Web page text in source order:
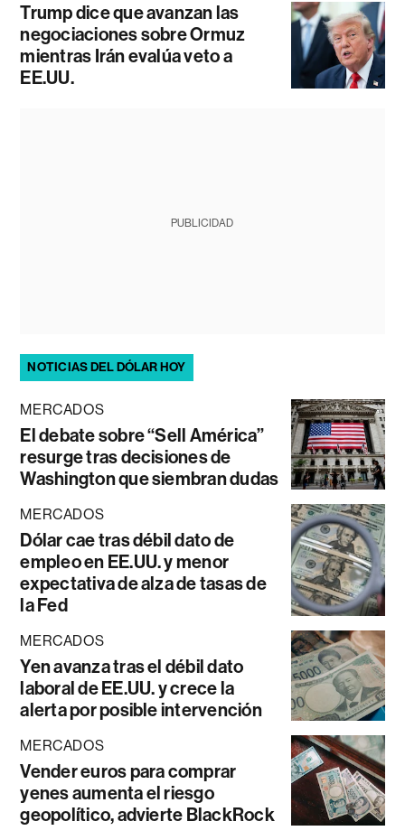
Trump dice que avanzan las
negociaciones sobre Ormuz
mientras Irán evalúa veto a
EE.UU.
PUBLICIDAD
NOTICIAS DEL DÓLAR HOY
MERCADOS
El debate sobre “Sell América”
resurge tras decisiones de
Washington que siembran dudas
MERCADOS
Dólar cae tras débil dato de
empleo en EE.UU. y menor
expectativa de alza de tasas de
la Fed
MERCADOS
Yen avanza tras el débil dato
laboral de EE.UU. y crece la
alerta por posible intervención
MERCADOS
Vender euros para comprar
yenes aumenta el riesgo
geopolítico, advierte BlackRock